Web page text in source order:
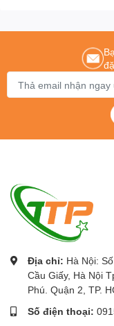
0243.765.8333/
Máy hủy tài liệu hãng -
Địa chỉ: Hà Nội:
Cầu Giấy, Hà Nội
Phú. Quận 2, TP.
Số điện thoại: